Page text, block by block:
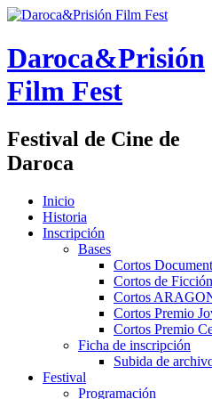
Daroca&Prisión
Film Fest
Festival de Cine de
Daroca
Inicio
Historia
Inscripción
Bases
Cortos
Cortos de Ficción
Cortos
Cortos Premio
Cortos Premio
Ficha de inscripción
Subida de
Festival
Programación